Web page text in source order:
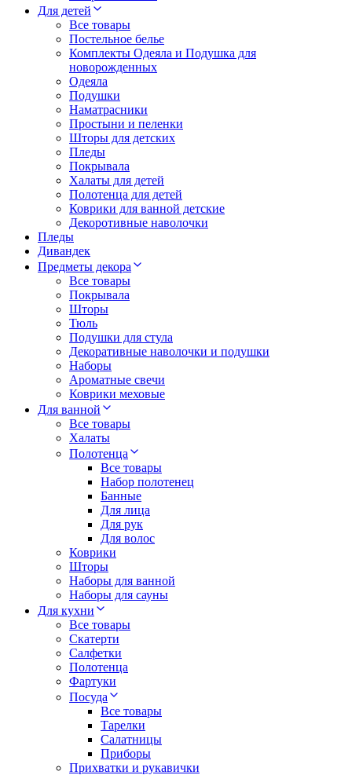
Для детей
Все товары
Постельное белье
Комплекты Одеяла и Подушка для
новорожденных
Одеяла
Подушки
Наматрасники
Простыни и пеленки
Шторы для детских
Пледы
Покрывала
Халаты для детей
Полотенца для детей
Коврики для ванной детские
Декоротивные наволочки
Пледы
Дивандек
Предметы декора
Все товары
Покрывала
Шторы
Тюль
Подушки для стула
Декоративные наволочки и подушки
Наборы
Ароматные свечи
Коврики меховые
Для ванной
Все товары
Халаты
Полотенца
Все товары
Набор полотенец
Банные
Для лица
Для рук
Для волос
Коврики
Шторы
Наборы для ванной
Наборы для сауны
Для кухни
Все товары
Скатерти
Салфетки
Полотенца
Фартуки
Посуда
Все товары
Тарелки
Салатницы
Приборы
Прихватки и рукавички